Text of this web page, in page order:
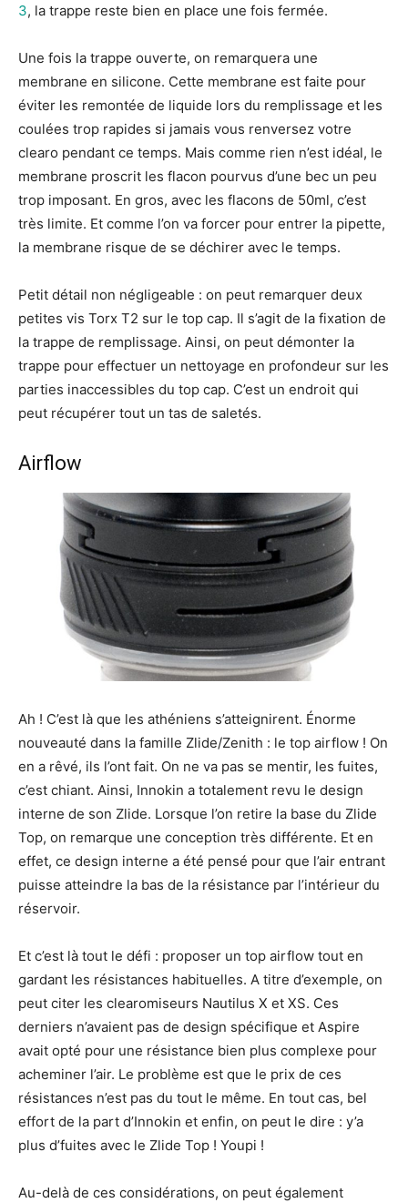
3, la trappe reste bien en place une fois fermée.
Une fois la trappe ouverte, on remarquera une
membrane en silicone. Cette membrane est faite pour
éviter les remontée de liquide lors du remplissage et les
coulées trop rapides si jamais vous renversez votre
clearo pendant ce temps. Mais comme rien n’est idéal, le
membrane proscrit les flacon pourvus d’une bec un peu
trop imposant. En gros, avec les flacons de 50ml, c’est
très limite. Et comme l’on va forcer pour entrer la pipette,
la membrane risque de se déchirer avec le temps.
Petit détail non négligeable : on peut remarquer deux
petites vis Torx T2 sur le top cap. Il s’agit de la fixation de
la trappe de remplissage. Ainsi, on peut démonter la
trappe pour effectuer un nettoyage en profondeur sur les
parties inaccessibles du top cap. C’est un endroit qui
peut récupérer tout un tas de saletés.
Airflow
Ah ! C’est là que les athéniens s’atteignirent. Énorme
nouveauté dans la famille Zlide/Zenith : le top airflow ! On
en a rêvé, ils l’ont fait. On ne va pas se mentir, les fuites,
c’est chiant. Ainsi, Innokin a totalement revu le design
interne de son Zlide. Lorsque l’on retire la base du Zlide
Top, on remarque une conception très différente. Et en
effet, ce design interne a été pensé pour que l’air entrant
puisse atteindre la bas de la résistance par l’intérieur du
réservoir.
Et c’est là tout le défi : proposer un top airflow tout en
gardant les résistances habituelles. A titre d’exemple, on
peut citer les clearomiseurs Nautilus X et XS. Ces
derniers n’avaient pas de design spécifique et Aspire
avait opté pour une résistance bien plus complexe pour
acheminer l’air. Le problème est que le prix de ces
résistances n’est pas du tout le même. En tout cas, bel
effort de la part d’Innokin et enfin, on peut le dire : y’a
plus d’fuites avec le Zlide Top ! Youpi !
Au-delà de ces considérations, on peut également